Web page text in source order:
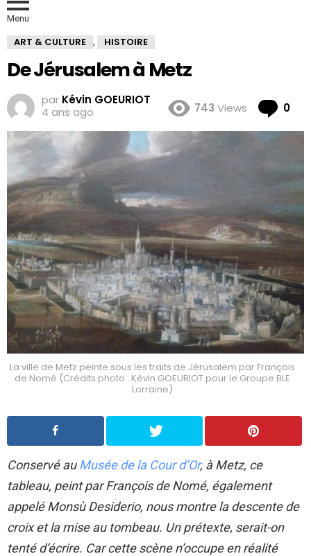
Menu
ART & CULTURE , HISTOIRE
De Jérusalem à Metz
par Kévin GOEURIOT
4 ans ago
743 Views 0
La ville de Metz peinte sous les traits de Jérusalem par François
de Nomé (Crédits photo : Kévin GOEURIOT pour le Groupe BLE
Lorraine)
Conservé auMusée de la Cour d’Or, à Metz, ce
tableau, peint par François de Nomé, également
appelé Monsù Desiderio, nous montre la descente de
croix et la mise au tombeau. Un prétexte, serait-on
tenté d’écrire. Car cette scène n’occupe en réalité